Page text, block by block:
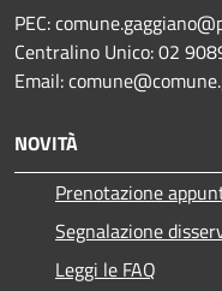
PEC:
Centralino Unico: 02
Email:
NOVITÀ
Prenotazione
Segnalazione
Leggi le FAQ